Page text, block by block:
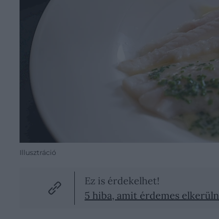
Illusztráció
Ez is érdekelhet!
5 hiba, amit érdemes